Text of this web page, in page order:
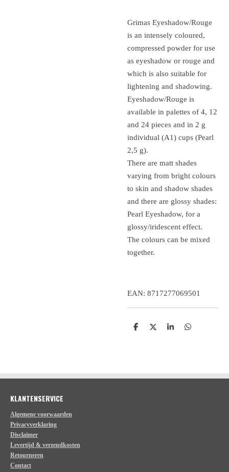
Grimas Eyeshadow/Rouge
is an intensely coloured,
compressed powder for use
as eyeshadow or rouge and
which is also suitable for
lightening and shadowing.
Eyeshadow/Rouge is
available in palettes of 4, 12
and 24 pieces and in 2 g
individual (A1) cups (Pearl
2,5 g).
There are matt shades
varying from bright colours
to skin and shadow shades
and there are glossy shades:
Pearl Eyeshadow, for a
glossy/iridescent effect.
The colours can be mixed
together.
EAN: 8717277069501
D
D
S
D
KLANTENSERVICE
Algemene voorwaarden
Privacyverklaring
Disclaimer
Levertijd & verzendkosten
Retourneren
Contact